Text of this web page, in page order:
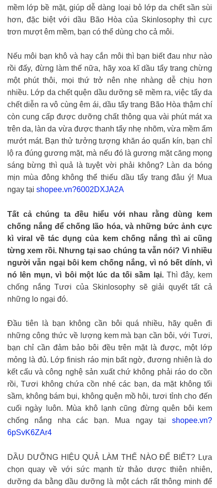
mềm lớp bề mặt, giúp dễ dàng loại bỏ lớp da chết sần sùi
hơn, đặc biệt với dầu Bão Hòa của Skinlosophy thì cực
trơn mượt êm mềm, bạn có thể dùng cho cả môi.
Nếu môi bạn khô và hay cắn môi thì bạn biết đau như nào
rồi đấy, đừng làm thế nữa, hãy xoa kĩ dầu tẩy trang chừng
một phút thôi, mọi thứ trở nên nhẹ nhàng dễ chịu hơn
nhiều. Lớp da chết quện dầu dưỡng sẽ mềm ra, việc tẩy da
chết diễn ra vô cùng êm ái, dầu tẩy trang Bão Hòa thậm chí
còn cung cấp được dưỡng chất thông qua vài phút mát xa
trên da, làn da vừa được thanh tẩy nhẹ nhõm, vừa mềm ẩm
mướt mát. Bạn thử tưởng tượng khăn áo quấn kín, bạn chỉ
lộ ra đúng gương mặt, mà nếu đó là gương mặt căng mọng
sáng bừng thì quả là tuyệt vời phải không? Làn da bóng
mịn mùa đông không thể thiếu dầu tẩy trang đâu ý! Mua
ngay tại shopee.vn?6002DXJA2A
Tất cả chúng ta đều hiểu với nhau rằng dùng kem
chống nắng để chống lão hóa, và những bức ảnh cực
kì viral về tác dụng của kem chống nắng thì ai cũng
từng xem rồi. Nhưng tại sao chúng ta vẫn nói? Vì nhiều
người vẫn ngại bôi kem chống nắng, vì nó bết dính, vì
nó lên mụn, vì bôi một lúc da tối sầm lại.Thì đây, kem
chống nắng Tươi của Skinlosophy sẽ giải quyết tất cả
những lo ngại đó.
Đầu tiên là bạn không cần bôi quá nhiều, hãy quên đi
những công thức về lượng kem mà bạn cần bôi, với Tươi,
bạn chỉ cần đảm bảo bôi đều trên mặt là được, một lớp
mỏng là đủ. Lớp finish ráo mịn bất ngờ, đương nhiên là do
kết cấu và công nghệ sản xuất chứ không phải ráo do cồn
rồi, Tươi không chứa cồn nhé các bạn, da mặt không tối
sầm, không bám bụi, không quện mồ hôi, tươi tỉnh cho đến
cuối ngày luôn. Mùa khô lạnh cũng đừng quên bôi kem
chống nắng nha các bạn. Mua ngay tại shopee.vn?
6pSvK6ZAr4
DẦU DƯỠNG HIỆU QUẢ LÀM THẾ NÀO ĐỂ BIẾT? Lựa
chọn quay về với sức mạnh từ thảo dược thiên nhiên,
dưỡng da bằng dầu dưỡng là một cách rất thông minh để